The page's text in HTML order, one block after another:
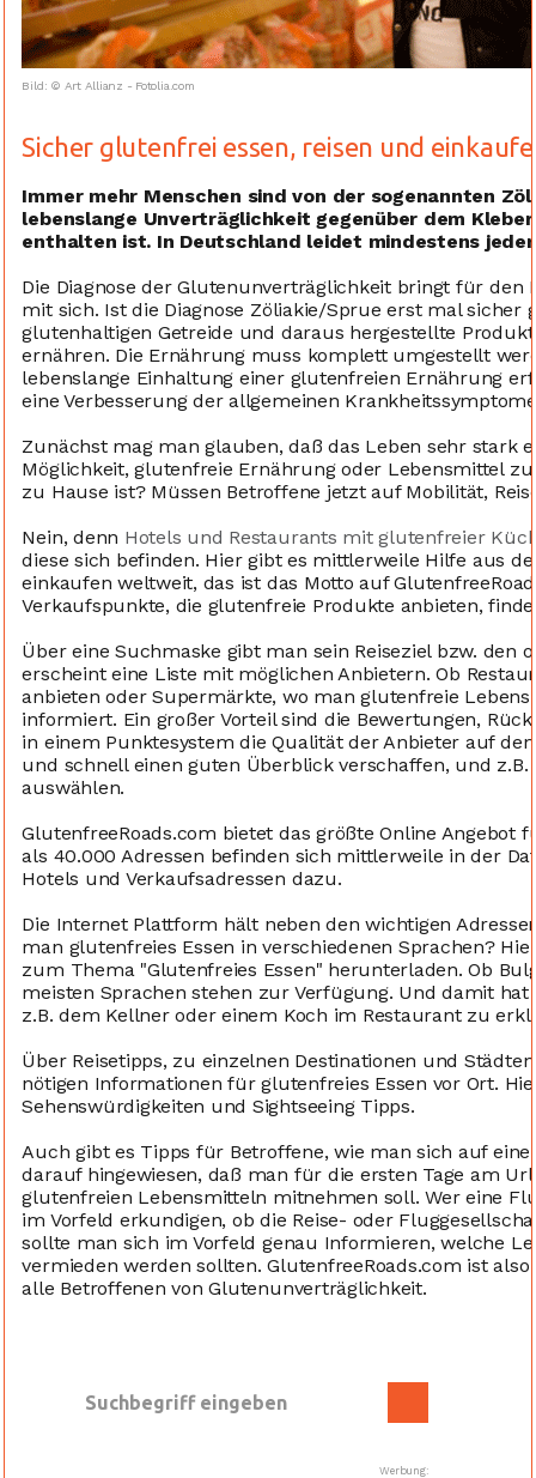
Bild: © Art Allianz - Fotolia.com
Sicher glutenfrei essen, reisen und
Immer mehr Menschen sind von der sogenannten
lebenslange Unverträglichkeit gegenüber dem
enthalten ist. In Deutschland leidet mindestens
Die Diagnose der Glutenunverträglichkeit bringt für den
mit sich. Ist die Diagnose Zöliakie/Sprue erst mal sicher
glutenhaltigen Getreide und daraus hergestellte
ernähren. Die Ernährung muss komplett umgestellt
lebenslange Einhaltung einer glutenfreien Ernährung
eine Verbesserung der allgemeinen
Zunächst mag man glauben, daß das Leben sehr stark
Möglichkeit, glutenfreie Ernährung oder Lebensmittel
zu Hause ist? Müssen Betroffene jetzt auf Mobilität,
Nein, denn Hotels und Restaurants mit glutenfreier
diese sich befinden. Hier gibt es mittlerweile Hilfe aus
einkaufen weltweit, das ist das Motto auf
Verkaufspunkte, die glutenfreie Produkte anbieten,
Über eine Suchmaske gibt man sein Reiseziel bzw. den
erscheint eine Liste mit möglichen Anbietern. Ob
anbieten oder Supermärkte, wo man glutenfreie
informiert. Ein großer Vorteil sind die Bewertungen,
in einem Punktesystem die Qualität der Anbieter auf
und schnell einen guten Überblick verschaffen, und
auswählen.
GlutenfreeRoads.com bietet das größte Online
als 40.000 Adressen befinden sich mittlerweile in der
Hotels und Verkaufsadressen dazu.
Die Internet Plattform hält neben den wichtigen
man glutenfreies Essen in verschiedenen Sprachen?
zum Thema "Glutenfreies Essen" herunterladen. Ob
meisten Sprachen stehen zur Verfügung. Und damit
z.B. dem Kellner oder einem Koch im Restaurant zu
Über Reisetipps, zu einzelnen Destinationen und
nötigen Informationen für glutenfreies Essen vor Ort.
Sehenswürdigkeiten und Sightseeing Tipps.
Auch gibt es Tipps für Betroffene, wie man sich auf
darauf hingewiesen, daß man für die ersten Tage am
glutenfreien Lebensmitteln mitnehmen soll. Wer eine
im Vorfeld erkundigen, ob die Reise- oder
sollte man sich im Vorfeld genau Informieren, welche
vermieden werden sollten. GlutenfreeRoads.com ist
alle Betroffenen von Glutenunverträglichkeit.
Werbung: